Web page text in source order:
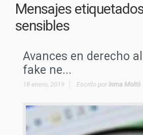
Mensajes
sensibles
Avances en derecho
fake ne...
18 enero, 2019 Escrito por Inma Moltó